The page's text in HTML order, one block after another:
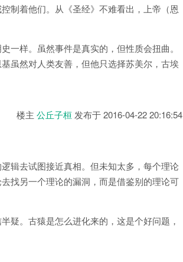
制着他们。从《圣经》不难看出，上帝（恩
一样。虽然事件是真实的，但性质会扭曲。
虽然对人类友善，但他只选择苏美尔，古埃
楼主 公丘子桓 发布于2016-04-22 20:16:54
辑去试图接近真相。但未知太多，每个理论
找另一个理论的漏洞，而是借鉴别的理论可
疑。古猿是怎么进化来的，这是个好问题，